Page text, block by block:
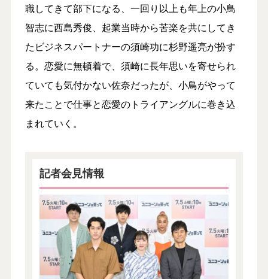
職してきて部下になる、一回り以上も年上の小鳥
智志に西島秀俊、起業当時から苦楽を共にしてき
たビジネスパートナーの須崎功に杉野遥亮が扮す
る。恋愛に無頓着で、須崎に長年思いを寄せられ
ていても気付かない佐奈だったが、小鳥がやって
来たことで仕事と恋愛のトライアングルに巻き込
まれていく。
記者会見情報